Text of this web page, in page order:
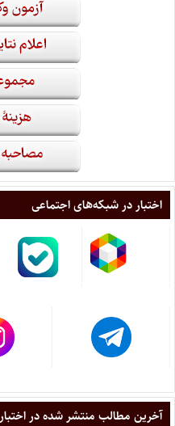
اختبار در شبکه‌های اجتماعی
آخرین مطالب منتشر شده در اختبار